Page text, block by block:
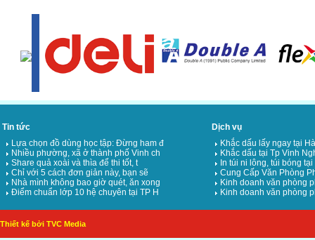
Tin tức
Lựa chọn đồ dùng học tập: Đừng ham đ
Nhiều phường, xã ở thành phố Vinh ch
Share quả xoài và thìa để thi tốt, t
Chỉ với 5 cách đơn giản này, bạn sẽ
Nhà mình không bao giờ quét, ăn xong
Điểm chuẩn lớp 10 hệ chuyên tại TP H
Dịch vụ
Khắc dấu lấy ngay tại
Khắc dấu tại Tp Vinh
In túi ni lông, túi bóng
Cung Cấp Văn Phòng
Kinh doanh văn phòng
Kinh doanh văn phòng
Thiết kế bởi TVC Media